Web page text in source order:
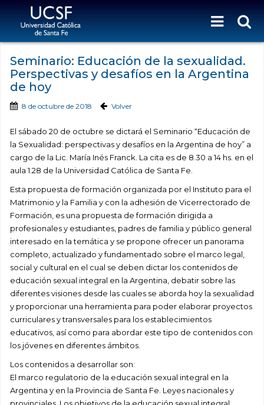
Seminario: Educación de la sexualidad.
Perspectivas y desafíos en la Argentina
de hoy
8 de octubre de 2018 Volver
El sábado 20 de octubre se dictará el Seminario “Educación de
la Sexualidad: perspectivas y desafíos en la Argentina de hoy” a
cargo de la Lic. María Inés Franck. La cita es de 8.30 a 14 hs. en el
aula 1.28 de la Universidad Católica de Santa Fe.
Esta propuesta de formación organizada por el Instituto para el
Matrimonio y la Familia y con la adhesión de Vicerrectorado de
Formación, es una propuesta de formación dirigida a
profesionales y estudiantes, padres de familia y público general
interesado en la temática y se propone ofrecer un panorama
completo, actualizado y fundamentado sobre el marco legal,
social y cultural en el cual se deben dictar los contenidos de
educación sexual integral en la Argentina, debatir sobre las
diferentes visiones desde las cuales se aborda hoy la sexualidad
y proporcionar una herramienta para poder elaborar proyectos
curriculares y transversales para los establecimientos
educativos, así como para abordar este tipo de contenidos con
los jóvenes en diferentes ámbitos.
Los contenidos a desarrollar son:
El marco regulatorio de la educación sexual integral en la
Argentina y en la Provincia de Santa Fe. Leyes nacionales y